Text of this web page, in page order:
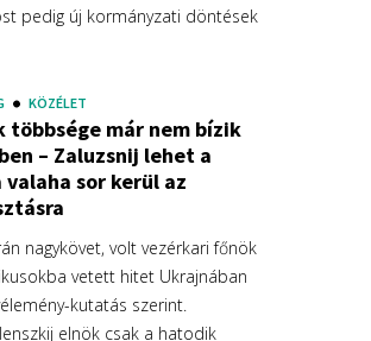
pedig új kormányzati döntések
KÖZÉLET
többsége már nem bízik
– Zaluzsnij lehet a
sor kerül az
nagykövet, volt vezérkari főnök
vetett hitet Ukrajnában
kutatás szerint.
elnök csak a hatodik